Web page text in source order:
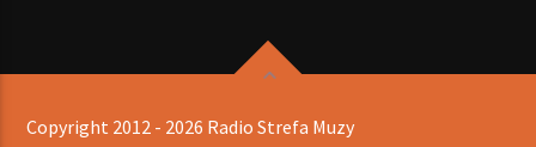
Copyright 2012 - 2026 Radio Strefa Muzy